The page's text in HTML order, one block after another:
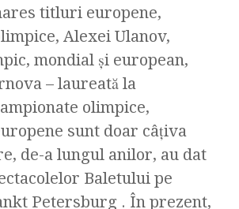
titluri europene,
Alexei Ulanov,
mondial şi european,
– laureată la
olimpice,
sunt doar câţiva
de-a lungul anilor, au dat
Baletului pe
Petersburg . În prezent,